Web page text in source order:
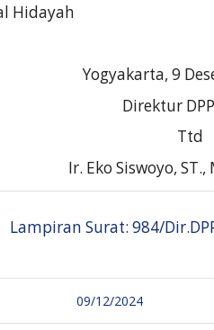
Hidayah
Yogyakarta, 9
Direktur
Ttd
Ir. Eko Siswoyo, ST.,
Lampiran Surat: 984/
09/12/2024